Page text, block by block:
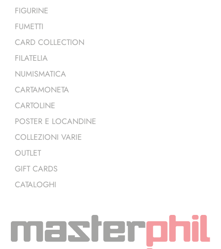
FIGURINE
FUMETTI
CARD COLLECTION
FILATELIA
NUMISMATICA
CARTAMONETA
CARTOLINE
POSTER E LOCANDINE
COLLEZIONI VARIE
OUTLET
GIFT CARDS
CATALOGHI